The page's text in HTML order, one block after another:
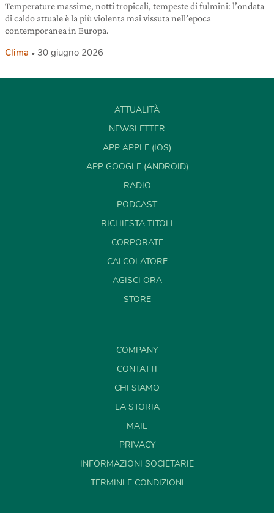
Temperature massime, notti tropicali, tempeste di fulmini: l’ondata
di caldo attuale è la più violenta mai vissuta nell’epoca
contemporanea in Europa.
Clima 30 giugno 2026
ATTUALITÀ
NEWSLETTER
APP APPLE (IOS)
APP GOOGLE (ANDROID)
RADIO
PODCAST
RICHIESTA TITOLI
CORPORATE
CALCOLATORE
AGISCI ORA
STORE
COMPANY
CONTATTI
CHI SIAMO
LA STORIA
MAIL
PRIVACY
INFORMAZIONI SOCIETARIE
TERMINI E CONDIZIONI